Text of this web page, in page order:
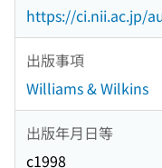
https://ci.nii.ac.jp/
出版事項
Williams & Wilkins
出版年月日等
c1998